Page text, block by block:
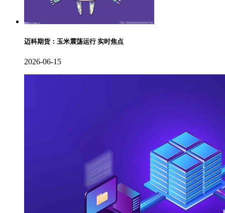
迈科期货：玉米震荡运行 实时焦点
2026-06-15